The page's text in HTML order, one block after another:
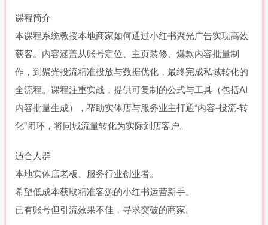
课程简介
本课程系统教授本地商家如何通过小红书聚光广告实现高效
获客。内容涵盖从账号定位、主页装修、爆款内容批量制
作，到聚光投流精准投放与数据优化，最终完成私域转化的
全流程。课程注重实战，提供可复制的公式与工具（包括AI
内容批量生成），帮助实体店与服务业主打通“内容-投流-转
化”闭环，将同城流量转化为实际到店客户。
适合人群
本地实体店老板、服务行业创业者。
希望低成本获取精准客源的小红书运营新手。
已有账号但引流效果不佳，寻求突破的商家。